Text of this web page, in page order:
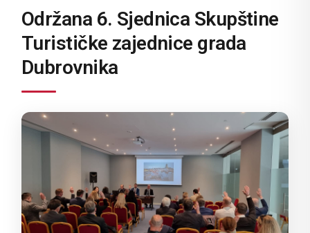
Održana 6. Sjednica Skupštine
Turističke zajednice grada
Dubrovnika